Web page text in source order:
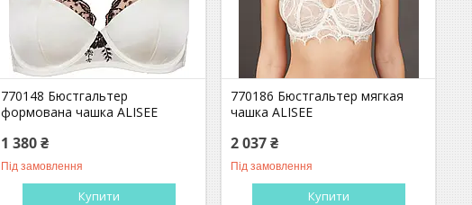
770148 Бюстгальтер
формована чашка ALISEE
1 380 ₴
Під замовлення
Купити
770186 Бюстгальтер мягкая
чашка ALISEE
2 037 ₴
Під замовлення
Купити